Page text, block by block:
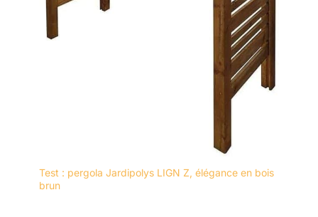
Test : pergola Jardipolys LIGN Z, élégance en bois
brun